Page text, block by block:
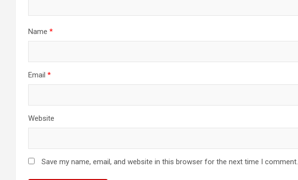
Name *
Email *
Website
Save my name, email, and website in this browser for the next time I comment.